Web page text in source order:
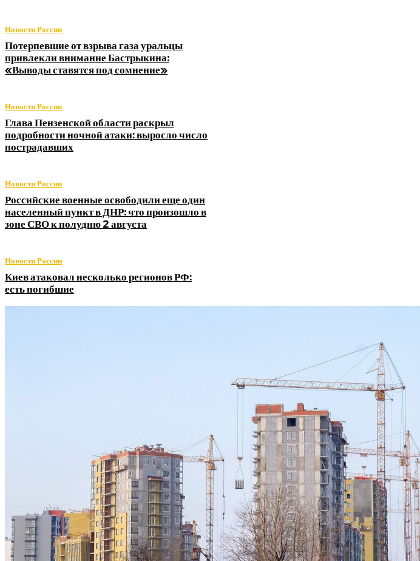
Новости России
Потерпевшие от взрыва газа уральцы
привлекли внимание Бастрыкина:
«Выводы ставятся под сомнение»
Новости России
Глава Пензенской области раскрыл
подробности ночной атаки: выросло число
пострадавших
Новости России
Российские военные освободили еще один
населенный пункт в ДНР: что произошло в
зоне СВО к полудню 2 августа
Новости России
Киев атаковал несколько регионов РФ:
есть погибшие